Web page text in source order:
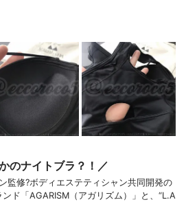
のナイトブラ？！／
監修? ボディエステティシャン共同開発の
ド「AGARISM（アガリズム）」と、“L.A